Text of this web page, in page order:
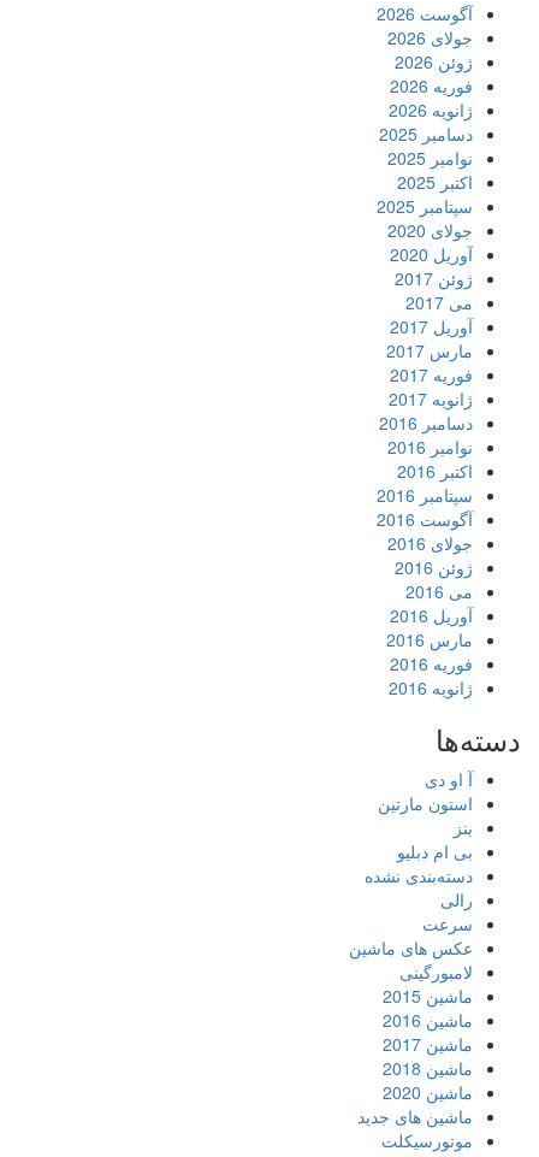
آگوست 2026
جولای 2026
ژوئن 2026
فوریه 2026
ژانویه 2026
دسامبر 2025
نوامبر 2025
اکتبر 2025
سپتامبر 2025
جولای 2020
آوریل 2020
ژوئن 2017
می 2017
آوریل 2017
مارس 2017
فوریه 2017
ژانویه 2017
دسامبر 2016
نوامبر 2016
اکتبر 2016
سپتامبر 2016
آگوست 2016
جولای 2016
ژوئن 2016
می 2016
آوریل 2016
مارس 2016
فوریه 2016
ژانویه 2016
دسته‌ها
آ او دی
استون مارتین
بنز
بی ام دبلیو
دسته‌بندی نشده
رالی
سرعت
عکس های ماشین
لامبورگینی
ماشین 2015
ماشین 2016
ماشین 2017
ماشین 2018
ماشین 2020
ماشین های جدید
موتورسیکلت